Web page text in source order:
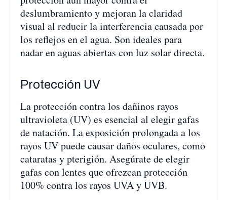
deslumbramiento y mejoran la claridad
visual al reducir la interferencia causada por
los reflejos en el agua. Son ideales para
nadar en aguas abiertas con luz solar directa.
Protección UV
La protección contra los dañinos rayos
ultravioleta (UV) es esencial al elegir gafas
de natación. La exposición prolongada a los
rayos UV puede causar daños oculares, como
cataratas y pterigión. Asegúrate de elegir
gafas con lentes que ofrezcan protección
100% contra los rayos UVA y UVB.